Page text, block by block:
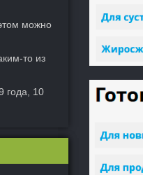
можно
то из
года, 10